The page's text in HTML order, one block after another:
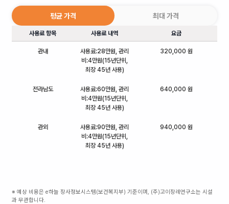
평균 가격 최대 가격
사용료 항목 사용료 내역 요금
관내
사용료:28만원, 관리
비:4만원(15년단위,
최장 45년 사용)
320,000 원
전라남도
사용료:60만원, 관리
비:4만원(15년단위,
최장 45년 사용)
640,000 원
관외
사용료:90만원, 관리
비:4만원(15년단위,
최장 45년 사용)
940,000 원
※ 예상 비용은 e하늘 장사정보시스템(보건복지부) 기준이며, (주)고이장례연구소는 시설
과 무관합니다.